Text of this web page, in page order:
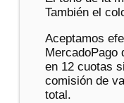
También el
Aceptamos
MercadoPago
en 12 cuotas
comisión de
total.